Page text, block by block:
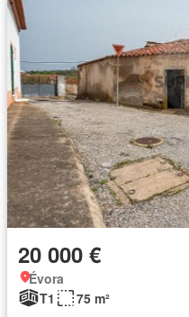
20 000 €
Évora
T1
75 m²